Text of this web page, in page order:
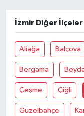
İzmir Diğer İlçeler
Aliağa Balçova
Bergama
Çeşme Çiğli
Güzelbahçe